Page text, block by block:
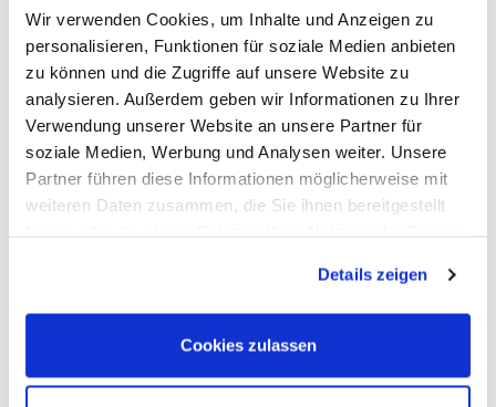
Wir verwenden Cookies, um Inhalte und Anzeigen zu
personalisieren, Funktionen für soziale Medien anbieten
zu können und die Zugriffe auf unsere Website zu
analysieren. Außerdem geben wir Informationen zu Ihrer
Verwendung unserer Website an unsere Partner für
soziale Medien, Werbung und Analysen weiter. Unsere
Partner führen diese Informationen möglicherweise mit
weiteren Daten zusammen, die Sie ihnen bereitgestellt
Cookies, wenn Sie unsere Webseite weiterhin nutzen.
Details zeigen
Cookies zulassen
Cuisine: célèbre pour ses tapas,
sa paella, son jamón (jambon) et un grand
choix de vins
Activités: tourisme balnéaire,
découverte de villes historiques,randonnée en
montagne, spectacles de flamenco et de
musique